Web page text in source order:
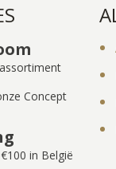
Concept
in België